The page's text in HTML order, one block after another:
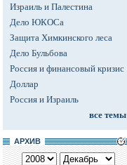
Израиль и Палестина
Дело ЮКОСа
Защита Химкинского леса
Дело Бульбова
Россия и финансовый кризис
Доллар
Россия и Израиль
все темы
АРХИВ